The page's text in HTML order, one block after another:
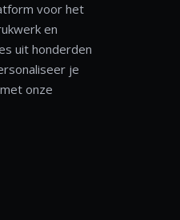
voor het
en
uit honderden
je
onze